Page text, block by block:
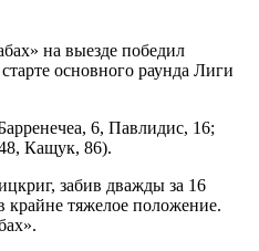
на выезде победил
основного раунда Лиги
6, Павлидис, 16;
Кащук, 86).
забив дважды за 16
крайне тяжелое положение.